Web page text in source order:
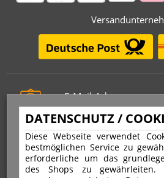
DATENSCHUTZ /
Diese Webseite verwendet
bestmöglichen Service zu
erforderliche um das
des Shops zu gewährleiten.
E-Mail-Adresse
info@stempelfritz.de
Telefon
0221 677 812 08